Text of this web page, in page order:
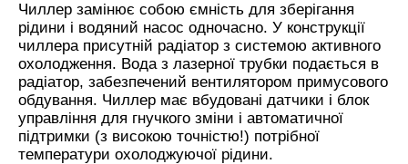
Чиллер замінює собою ємність для зберігання
рідини і водяний насос одночасно. У конструкції
чиллера присутній радіатор з системою активного
охолодження. Вода з лазерної трубки подається в
радіатор, забезпечений вентилятором примусового
обдування. Чиллер має вбудовані датчики і блок
управління для гнучкого зміни і автоматичної
підтримки (з високою точністю!) потрібної
температури охолоджуючої рідини.